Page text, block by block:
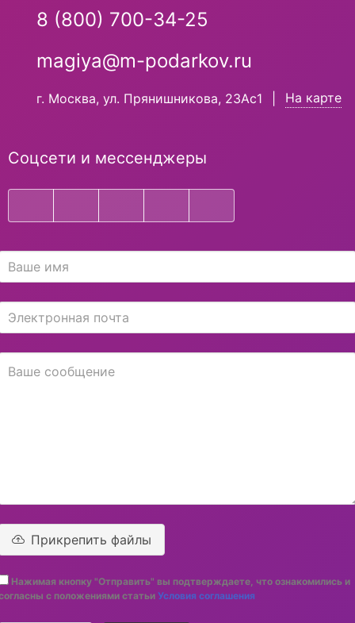
8 (800) 700-34-25
magiya@m-podarkov.ru
г. Москва, ул. Прянишникова, 23Ас1 На карте
Соцсети и мессенджеры
Прикрепить файлы
Нажимая кнопку "Отправить" вы подтверждаете, что ознакомились и
с положениями статьи Условия соглашения